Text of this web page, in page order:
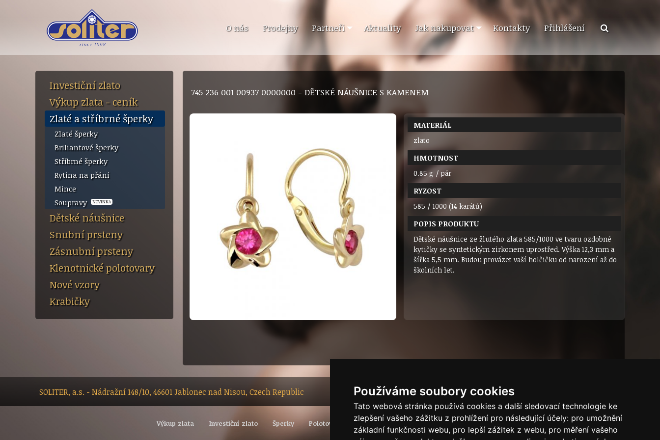
Používáme soubory cookies
Tato webová stránka používá cookies a další sledovací technologie ke
zlepšení vašeho zážitku z prohlížení pro následující účely: pro umožnění
základní funkčnosti webu, pro lepší zážitek z webu, pro měření vašeho
O nás Prodejny Partneři Aktuality Jak nakupovat Kontakty Přihlášení
Investiční zlato
Výkup zlata - ceník
Zlaté a stříbrné šperky
Zlaté šperky
Briliantové šperky
Stříbrné šperky
Rytina na přání
Mince
Soupravy
NOVINKA
Dětské náušnice
Snubní prsteny
Zásnubní prsteny
Klenotnické polotovary
Nové vzory
Krabičky
745 236 001 00937 0000000 - DĚTSKÉ NÁUŠNICE S KAMENEM
MATERIÁL
zlato
HMOTNOST
0.85 g / pár
RYZOST
585 / 1000 (14 karátů)
POPIS PRODUKTU
Dětské náušnice ze žlutého zlata 585/1000 ve tvaru ozdobné
kytičky se syntetickým zirkonem uprostřed. Výška 12,3 mm a
šířka 5,5 mm. Budou provázet vaší holčičku od narození až do
školních let.
SOLITER, a.s. - Nádražní 148/10, 46601 Jablonec nad Nisou, Czech Republic Dárkový certifikát
Výkup zlata Investiční zlato Šperky Polotovary Vývoj světové ceny zlata Puncovní značky